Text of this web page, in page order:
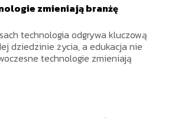
zmieniają branżę
technologia odgrywa kluczową
dziedzinie życia, a edukacja nie
technologie zmieniają